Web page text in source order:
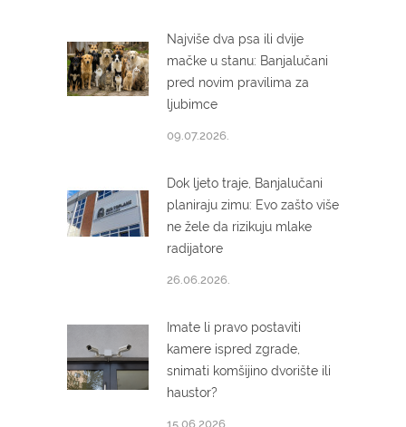
Najviše dva psa ili dvije
mačke u stanu: Banjalučani
pred novim pravilima za
ljubimce
09.07.2026.
Dok ljeto traje, Banjalučani
planiraju zimu: Evo zašto više
ne žele da rizikuju mlake
radijatore
26.06.2026.
Imate li pravo postaviti
kamere ispred zgrade,
snimati komšijino dvorište ili
haustor?
15.06.2026.